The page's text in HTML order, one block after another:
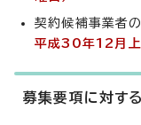
契約候補事業者
平成30年12月上
募集要項に対す